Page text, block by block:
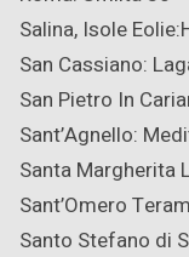
Salina, Isole
San Cassiano:
San Pietro In
Sant’Agnello:
Santa Margherita
Sant’Omero
Santo Stefano di